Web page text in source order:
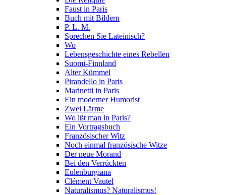
Faust in Paris
Buch mit Bildern
P. L. M.
Sprechen Sie Lateinisch?
Wo
Lebensgeschichte eines Rebellen
Suomi-Finnland
Alter Kümmel
Pirandello in Paris
Marinetti in Paris
Ein moderner Humorist
Zwei Lärme
Wo ißt man in Paris?
Ein Vortragsbuch
Französischer Witz
Noch einmal französische Witze
Der neue Morand
Bei den Verrückten
Eulenburgiana
Clément Vautel
Naturalismus? Naturalismus!